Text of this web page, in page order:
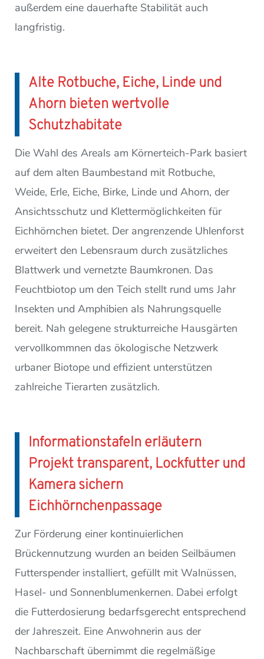
außerdem eine dauerhafte Stabilität auch
langfristig.
Alte Rotbuche, Eiche, Linde und
Ahorn bieten wertvolle
Schutzhabitate
Die Wahl des Areals am Körnerteich-Park basiert
auf dem alten Baumbestand mit Rotbuche,
Weide, Erle, Eiche, Birke, Linde und Ahorn, der
Ansichtsschutz und Klettermöglichkeiten für
Eichhörnchen bietet. Der angrenzende Uhlenforst
erweitert den Lebensraum durch zusätzliches
Blattwerk und vernetzte Baumkronen. Das
Feuchtbiotop um den Teich stellt rund ums Jahr
Insekten und Amphibien als Nahrungsquelle
bereit. Nah gelegene strukturreiche Hausgärten
vervollkommnen das ökologische Netzwerk
urbaner Biotope und effizient unterstützen
zahlreiche Tierarten zusätzlich.
Informationstafeln erläutern
Projekt transparent, Lockfutter und
Kamera sichern
Eichhörnchenpassage
Zur Förderung einer kontinuierlichen
Brückennutzung wurden an beiden Seilbäumen
Futterspender installiert, gefüllt mit Walnüssen,
Hasel- und Sonnenblumenkernen. Dabei erfolgt
die Futterdosierung bedarfsgerecht entsprechend
der Jahreszeit. Eine Anwohnerin aus der
Nachbarschaft übernimmt die regelmäßige